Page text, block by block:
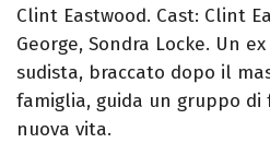
Clint Eastwood. Cast: Clint
George, Sondra Locke. Un
sudista, braccato dopo il
famiglia, guida un gruppo di
nuova vita.